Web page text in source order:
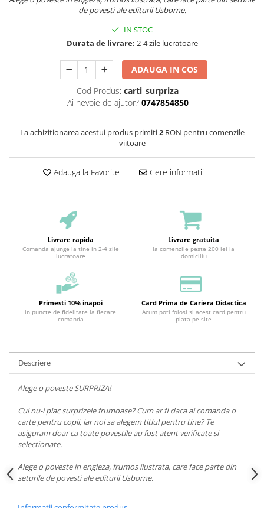
de povesti ale editurii Usborne.
IN STOC
Durata de livrare: 2-4 zile lucratoare
ADAUGA IN COS
Cod Produs: carti_surpriza
Ai nevoie de ajutor? 0747854850
La achizitionarea acestui produs primiti2RON pentru comenzile
viitoare
Adauga la Favorite Cere informatii
Livrare rapida
Comanda ajunge la tine in 2-4 zile
lucratoare
Livrare gratuita
la comenzile peste 200 lei la
domiciliu
Primesti 10% inapoi
in puncte de fidelitate la fiecare
comanda
Card Prima de Cariera Didactica
Acum poti folosi si acest card pentru
plata pe site
Descriere
Alege o poveste SURPRIZA!
Cui nu-i plac surprizele frumoase? Cum ar fi daca ai comanda o
carte pentru copii, iar noi sa alegem titlul pentru tine? Te
asiguram doar ca toate povestile au fost atent verificate si
selectionate.
Alege o poveste in engleza, frumos ilustrata, care face parte din
seturile de povesti ale editurii Usborne.